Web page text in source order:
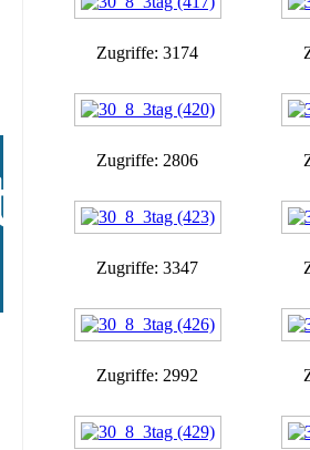
Zugriffe: 3174
Zugriffe: 2806
Zugriffe: 3347
Zugriffe: 2992